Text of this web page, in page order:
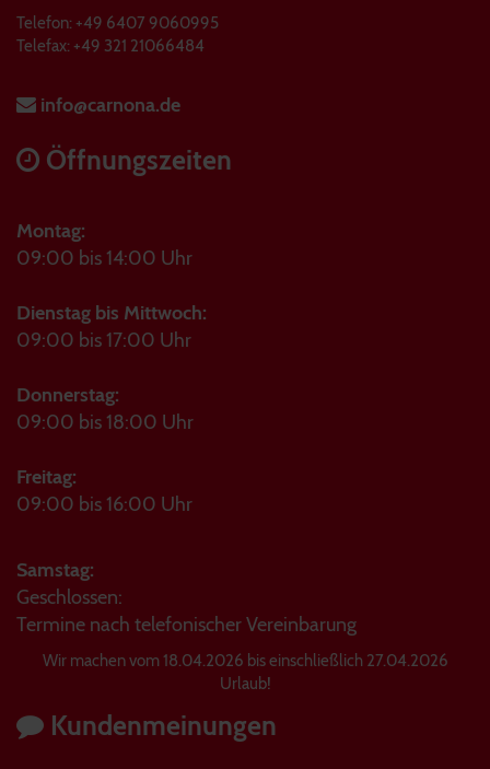
Telefon: +49 6407 9060995
Telefax: +49 321 21066484
info@carnona.de
Öffnungszeiten
Montag:
09:00 bis 14:00 Uhr
Dienstag bis Mittwoch:
09:00 bis 17:00 Uhr
Donnerstag:
09:00 bis 18:00 Uhr
Freitag:
09:00 bis 16:00 Uhr
Samstag:
Geschlossen:
Termine nach telefonischer Vereinbarung
Wir machen vom 18.04.2026 bis einschließlich 27.04.2026
Urlaub!
Kundenmeinungen